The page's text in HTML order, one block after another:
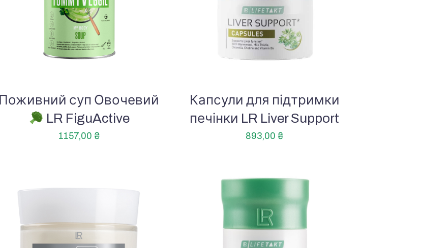
Поживний суп Овочевий
LR FiguActive
1157,00 ₴
Капсули для підтримки
печінки LR Liver Support
893,00 ₴